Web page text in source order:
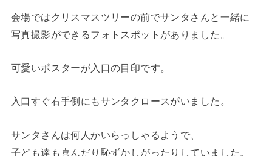
会場ではクリスマスツリーの前でサンタさんと一緒に
写真撮影ができるフォトスポットがありました。
可愛いポスターが入口の目印です。
入口すぐ右手側にもサンタクロースがいました。
サンタさんは何人かいらっしゃるようで、
子ども達も喜んだり恥ずかしがったりしていました。